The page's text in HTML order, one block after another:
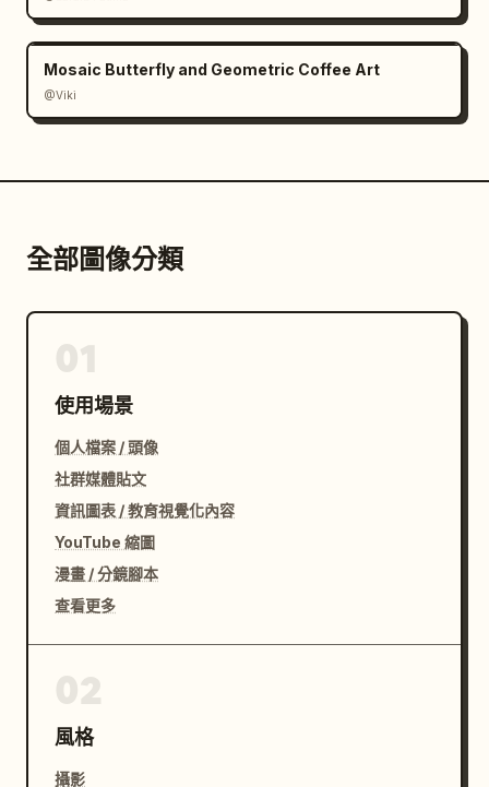
Mosaic Butterfly and Geometric Coffee Art
@Viki
全部圖像分類
使用場景
個人檔案 / 頭像
社群媒體貼文
資訊圖表 / 教育視覺化內容
YouTube 縮圖
漫畫 / 分鏡腳本
查看更多
風格
攝影